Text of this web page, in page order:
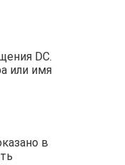
DC.
или имя
в